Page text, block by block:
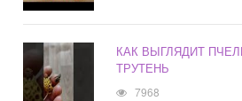
КАК ВЫГЛЯДИТ
ТРУТЕНЬ
7968